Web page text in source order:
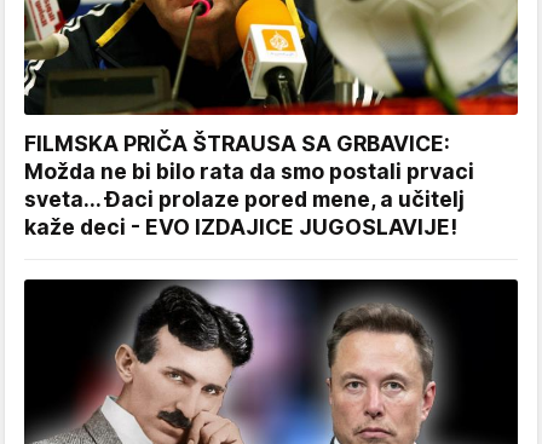
FILMSKA PRIČA ŠTRAUSA SA GRBAVICE:
Možda ne bi bilo rata da smo postali prvaci
sveta... Đaci prolaze pored mene, a učitelj
kaže deci - EVO IZDAJICE JUGOSLAVIJE!